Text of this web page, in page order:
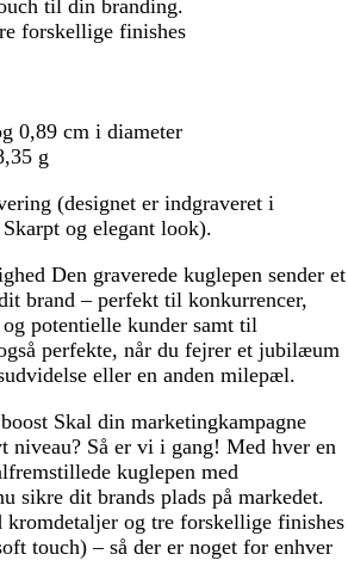
til din branding.
forskellige finishes
0,89 cm i diameter
g
(designet er indgraveret i
og elegant look).
Den graverede kuglepen sender et
brand – perfekt til konkurrencer,
potentielle kunder samt til
perfekte, når du fejrer et jubilæum
eller en anden milepæl.
Skal din marketingkampagne
niveau? Så er vi i gang! Med hver en
kuglepen med
sikre dit brands plads på markedet.
kromdetaljer og tre forskellige finishes
touch) – så der er noget for enhver